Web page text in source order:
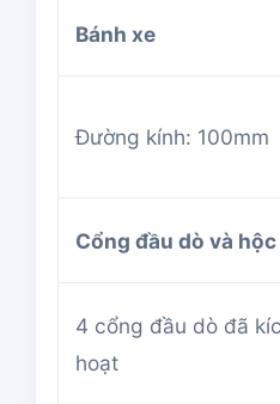
Bánh xe
Đường kính: 100mm
Cổng đầu dò và
4 cổng đầu dò đã
hoạt